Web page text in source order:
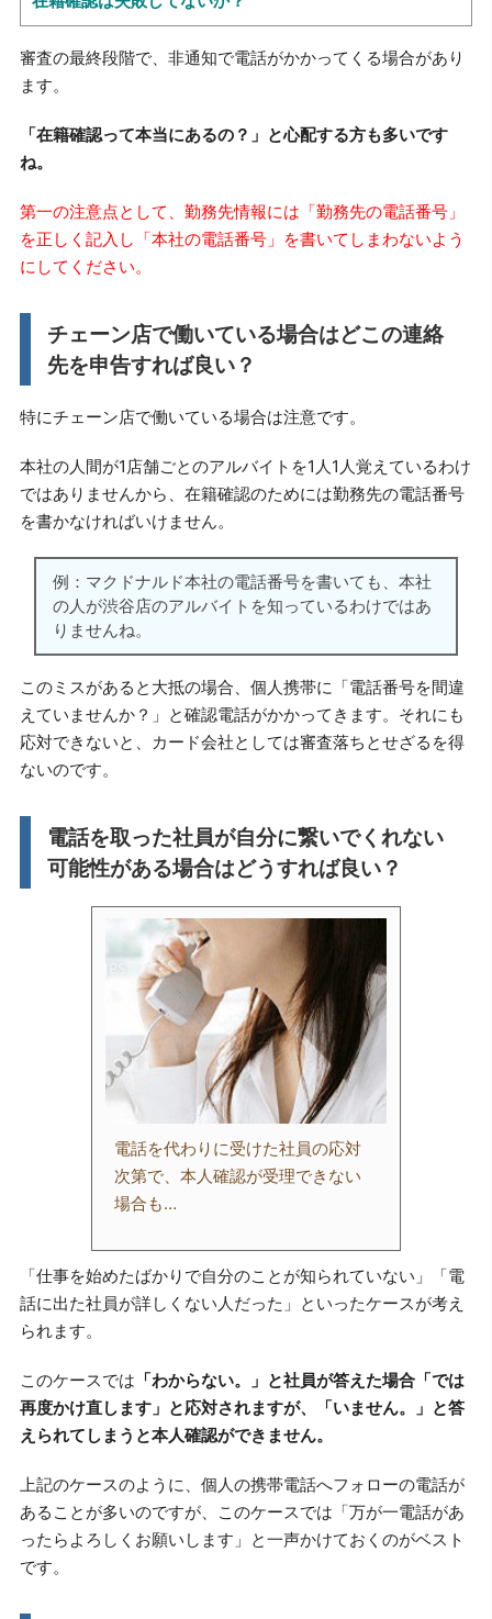
審査の最終段階で、非通知で電話がかかってくる場合があり
ます。
「在籍確認って本当にあるの？」と心配する方も多いです
ね。
第一の注意点として、勤務先情報には「勤務先の電話番号」
を正しく記入し「本社の電話番号」を書いてしまわないよう
にしてください。
チェーン店で働いている場合はどこの連絡
先を申告すれば良い？
特にチェーン店で働いている場合は注意です。
本社の人間が1店舗ごとのアルバイトを1人1人覚えているわけ
ではありませんから、在籍確認のためには勤務先の電話番号
を書かなければいけません。
例：マクドナルド本社の電話番号を書いても、本社
の人が渋谷店のアルバイトを知っているわけではあ
りませんね。
このミスがあると大抵の場合、個人携帯に「電話番号を間違
えていませんか？」と確認電話がかかってきます。それにも
応対できないと、カード会社としては審査落ちとせざるを得
ないのです。
電話を取った社員が自分に繋いでくれない
可能性がある場合はどうすれば良い？
電話を代わりに受けた社員の応対
次第で、本人確認が受理できない
場合も…
「仕事を始めたばかりで自分のことが知られていない」「電
話に出た社員が詳しくない人だった」といったケースが考え
られます。
このケースでは 「わからない。」と社員が答えた場合「では
再度かけ直します」と応対されますが、「いません。」と答
えられてしまうと本人確認ができません。
上記のケースのように、個人の携帯電話へフォローの電話が
あることが多いのですが、このケースでは「万が一電話があ
ったらよろしくお願いします」と一声かけておくのがベスト
です。